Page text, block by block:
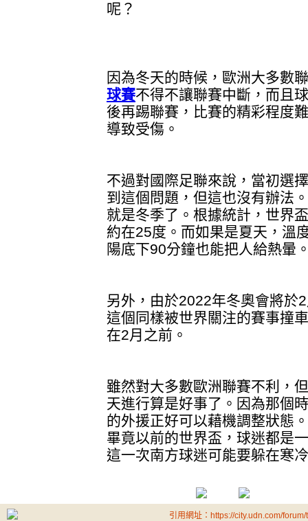
呢？
因為冬天的時候，歐洲大多數
球賽不得不讓聯賽中斷，而且
後再踢聯賽，比賽的精彩程度
導致受傷。
不過對國際足聯來說，當初選
到這個問題，但這也沒有辦法
就是冬季了。根據統計，世界
約在25度。而如果是夏天，溫
陽底下90分鐘也能把人給熱暈
另外，由於2022年冬奧會將於
這個同樣被世界關注的賽事撞
在2月之前。
雖然對大多數歐洲聯賽不利，
天進行算是好事了。因為那個
的外援正好可以藉機調整狀態
畢竟以前的世界盃，球迷都是
這一次南方球迷可能要躲在寒
引用網址：https://city.udn.com/